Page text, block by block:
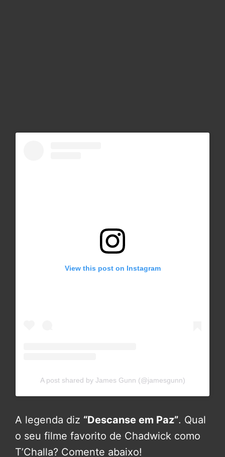
View this post on Instagram
A post shared by James Gunn (@jamesgunn)
A legenda diz “Descanse em Paz”. Qual
o seu filme favorito de Chadwick como
T’Challa? Comente abaixo!